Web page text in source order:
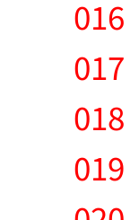
016
017
018
019